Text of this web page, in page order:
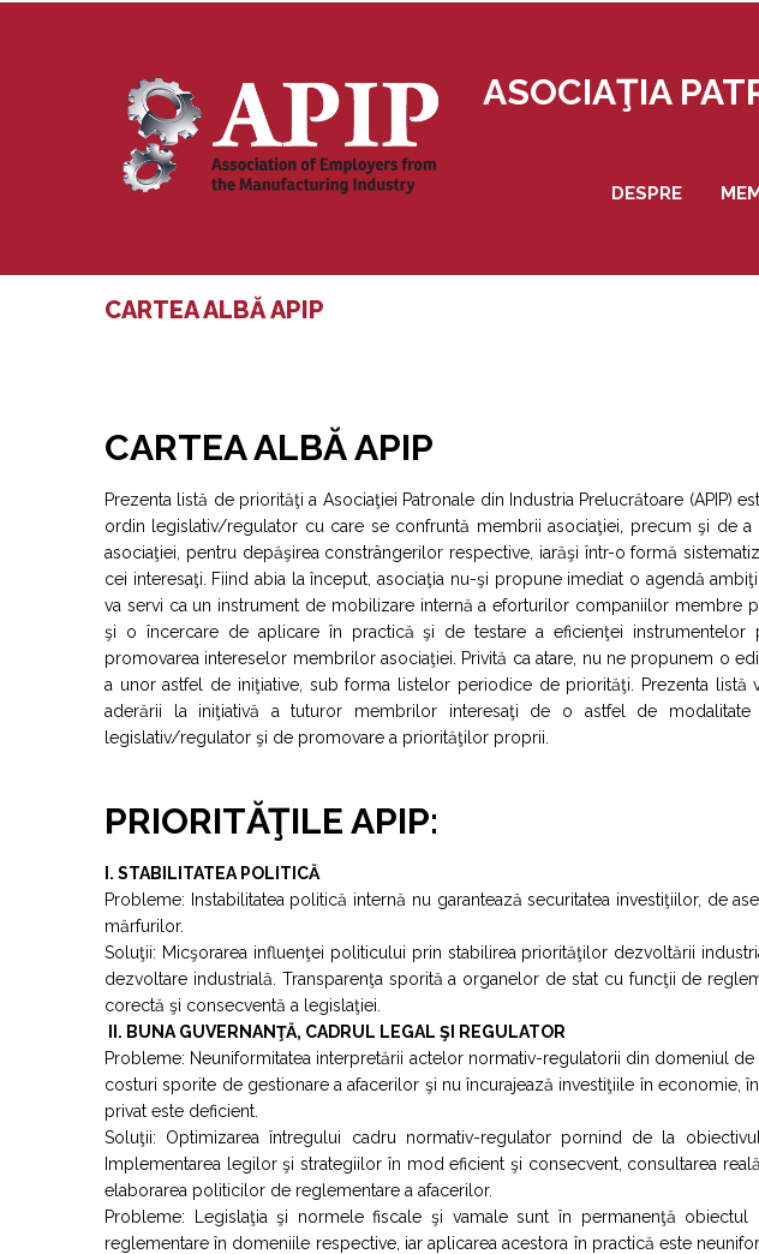
DESPRE
ASOCIAŢIA
CARTEA ALBĂ APIP
CARTEA ALBĂ APIP
Prezenta listă de priorităţi a Asociaţiei Patronale din Industria Prelucrătoare (APIP)
ordin legislativ/regulator cu care se confruntă membrii asociaţiei, precum şi de
asociaţiei, pentru depăşirea constrângerilor respective, iarăşi într-o formă
cei interesaţi. Fiind abia la început, asociaţia nu-şi propune imediat o agendă
va servi ca un instrument de mobilizare internă a eforturilor companiilor membre
şi o încercare de aplicare în practică şi de testare a eficienţei instrumentelor
promovarea intereselor membrilor asociaţiei. Privită ca atare, nu ne propunem o
a unor astfel de iniţiative, sub forma listelor periodice de priorităţi. Prezenta listă
aderării la iniţiativă a tuturor membrilor interesaţi de o astfel de
legislativ/regulator şi de promovare a priorităţilor proprii.
PRIORITĂŢILE APIP:
I. STABILITATEA POLITICĂ
Probleme: Instabilitatea politică internă nu garantează securitatea investiţiilor, de
mărfurilor.
Soluţii: Micşorarea influenţei politicului prin stabilirea priorităţilor dezvoltării
dezvoltare industrială. Transparenţa sporită a organelor de stat cu funcţii de
corectă şi consecventă a legislaţiei.
II. BUNA GUVERNANŢĂ, CADRUL LEGAL ŞI REGULATOR
Probleme: Neuniformitatea interpretării actelor normativ-regulatorii din domeniul
costuri sporite de gestionare a afacerilor şi nu încurajează investiţiile în economie,
privat este deficient.
Soluţii: Optimizarea întregului cadru normativ-regulator pornind de la
Implementarea legilor şi strategiilor în mod eficient şi consecvent, consultarea
elaborarea politicilor de reglementare a afacerilor.
Probleme: Legislaţia şi normele fiscale şi vamale sunt în permanenţă
reglementare în domeniile respective, iar aplicarea acestora în practică este